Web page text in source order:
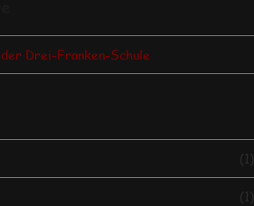
Drei-Franken-Schule
(1)
(1)